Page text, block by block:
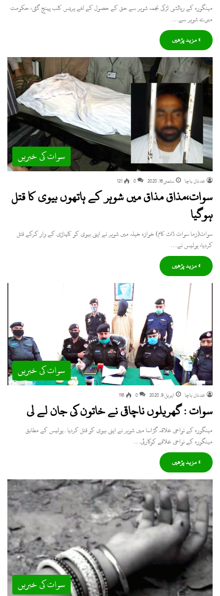
مینگورہ کے رہائشی لڑکی نجمہ شوہر سے حق کے حصول کے لئے پریس کلب پہنچ گئی، حکومت
میرے شوہر سے…
» مزید پڑھیں
سوات کی خبریں
عدنان باچا ستمبر 16, 2020 0
121
سوات،مذاق مذاق میں شوہر کے ہاتھوں بیوی کا قتل
ہوگیا
سوات(زما سوات ڈاٹ کام) خوازہ خیلہ میں شوہر نے اپنی بیوی کو کلہاڑی کے وار کرکے قتل
کردیا، پولیس نے…
» مزید پڑھیں
سوات کی خبریں
عدنان باچا اپریل 9, 2020 0
116
سوات : گھریلوں ناچاقی نے خاتون کی جان لے لی
مینگورہ کے نواحی علاقہ گڑاسا میں شوہر نے اپنی بیوی کو قتل کردیا۔پولیس کے مطابق
مینگورہ کے نواحی علاقے کوکارئی…
» مزید پڑھیں
سوات کی خبریں